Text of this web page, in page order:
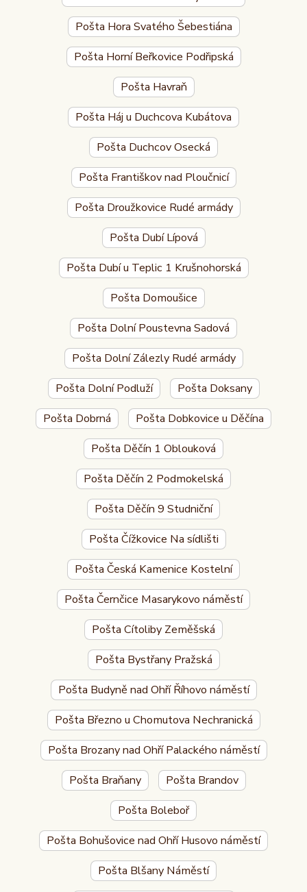
Pošta Hora Svatého Šebestiána
Pošta Horní Beřkovice Podřipská
Pošta Havraň
Pošta Háj u Duchcova Kubátova
Pošta Duchcov Osecká
Pošta Františkov nad Ploučnicí
Pošta Droužkovice Rudé armády
Pošta Dubí Lípová
Pošta Dubí u Teplic 1 Krušnohorská
Pošta Domoušice
Pošta Dolní Poustevna Sadová
Pošta Dolní Zálezly Rudé armády
Pošta Dolní Podluží
Pošta Doksany
Pošta Dobrná
Pošta Dobkovice u Děčína
Pošta Děčín 1 Oblouková
Pošta Děčín 2 Podmokelská
Pošta Děčín 9 Studniční
Pošta Čížkovice Na sídlišti
Pošta Česká Kamenice Kostelní
Pošta Černčice Masarykovo náměstí
Pošta Cítoliby Zeměšská
Pošta Bystřany Pražská
Pošta Budyně nad Ohří Říhovo náměstí
Pošta Březno u Chomutova Nechranická
Pošta Brozany nad Ohří Palackého náměstí
Pošta Braňany
Pošta Brandov
Pošta Boleboř
Pošta Bohušovice nad Ohří Husovo náměstí
Pošta Blšany Náměstí